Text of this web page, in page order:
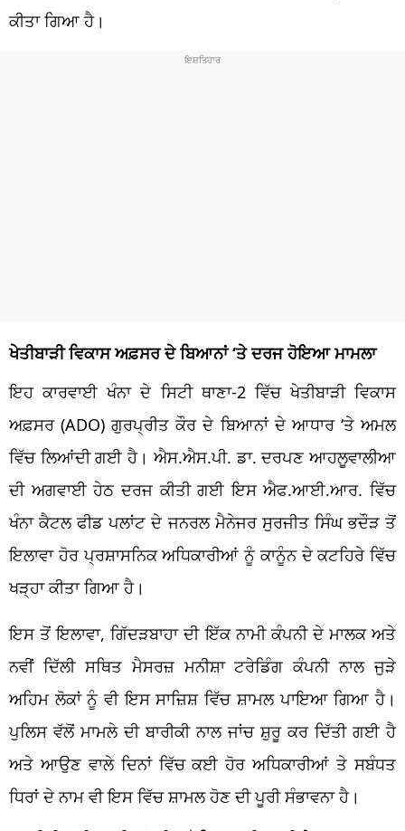
ਕੀਤਾ ਗਿਆ ਹੈ।
ਖੇਤੀਬਾੜੀ ਵਿਕਾਸ ਅਫ਼ਸਰ ਦੇ ਬਿਆਨਾਂ ‘ਤੇ ਦਰਜ ਹੋਇਆ ਮਾਮਲਾ
ਇਹ ਕਾਰਵਾਈ ਖੰਨਾ ਦੇ ਸਿਟੀ ਥਾਣਾ-2 ਵਿੱਚ ਖੇਤੀਬਾੜੀ ਵਿਕਾਸ
ਅਫ਼ਸਰ (ADO) ਗੁਰਪ੍ਰੀਤ ਕੌਰ ਦੇ ਬਿਆਨਾਂ ਦੇ ਆਧਾਰ ‘ਤੇ ਅਮਲ
ਵਿੱਚ ਲਿਆਂਦੀ ਗਈ ਹੈ। ਐਸ.ਐਸ.ਪੀ. ਡਾ. ਦਰਪਣ ਆਹਲੂਵਾਲੀਆ
ਦੀ ਅਗਵਾਈ ਹੇਠ ਦਰਜ ਕੀਤੀ ਗਈ ਇਸ ਐਫ.ਆਈ.ਆਰ. ਵਿੱਚ
ਖੰਨਾ ਕੈਟਲ ਫੀਡ ਪਲਾਂਟ ਦੇ ਜਨਰਲ ਮੈਨੇਜਰ ਸੁਰਜੀਤ ਸਿੰਘ ਭਦੌੜ ਤੋਂ
ਇਲਾਵਾ ਹੋਰ ਪ੍ਰਸ਼ਾਸਨਿਕ ਅਧਿਕਾਰੀਆਂ ਨੂੰ ਕਾਨੂੰਨ ਦੇ ਕਟਹਿਰੇ ਵਿੱਚ
ਖੜ੍ਹਾ ਕੀਤਾ ਗਿਆ ਹੈ।
ਇਸ ਤੋਂ ਇਲਾਵਾ, ਗਿੱਦੜਬਾਹਾ ਦੀ ਇੱਕ ਨਾਮੀ ਕੰਪਨੀ ਦੇ ਮਾਲਕ ਅਤੇ
ਨਵੀਂ ਦਿੱਲੀ ਸਥਿਤ ਮੈਸਰਜ਼ ਮਨੀਸ਼ਾ ਟਰੇਡਿੰਗ ਕੰਪਨੀ ਨਾਲ ਜੁੜੇ
ਅਹਿਮ ਲੋਕਾਂ ਨੂੰ ਵੀ ਇਸ ਸਾਜ਼ਿਸ਼ ਵਿੱਚ ਸ਼ਾਮਲ ਪਾਇਆ ਗਿਆ ਹੈ।
ਪੁਲਿਸ ਵੱਲੋਂ ਮਾਮਲੇ ਦੀ ਬਾਰੀਕੀ ਨਾਲ ਜਾਂਚ ਸ਼ੁਰੂ ਕਰ ਦਿੱਤੀ ਗਈ ਹੈ
ਅਤੇ ਆਉਣ ਵਾਲੇ ਦਿਨਾਂ ਵਿੱਚ ਕਈ ਹੋਰ ਅਧਿਕਾਰੀਆਂ ਤੇ ਸਬੰਧਤ
ਧਿਰਾਂ ਦੇ ਨਾਮ ਵੀ ਇਸ ਵਿੱਚ ਸ਼ਾਮਲ ਹੋਣ ਦੀ ਪੂਰੀ ਸੰਭਾਵਨਾ ਹੈ।